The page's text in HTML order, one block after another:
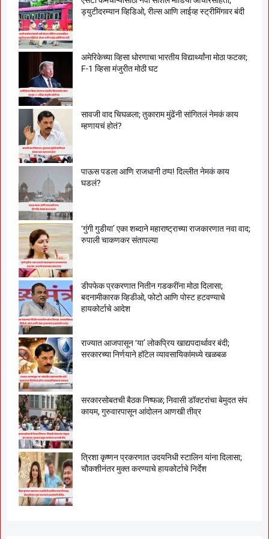
ड्युटीदरम्यान व्हिडिओ, रील्स आणि लाईव्ह स्ट्रीमिंगवर बंदी
अमेरिकेच्या व्हिसा धोरणाचा भारतीय विद्यार्थ्यांना मोठा फटका;
F-1 व्हिसा मंजुरीत मोठी घट
सावजी वाद चिघळला; तुकाराम मुंढेंनी सांगितलं नेमकं काय
म्हणायचं होतं?
पाऊस पडला आणि राजधानी ठप्प! दिल्लीत नेमकं काय
घडलं?
‘गुंगी गुडीया’ एका शब्दाने महाराष्ट्राच्या राजकारणात नवा वाद;
रुपाली चाकणकर संतापल्या
डीपफेक प्रकरणात नितीन गडकरींना मोठा दिलासा;
बदनामीकारक व्हिडीओ, फोटो आणि पोस्ट हटवण्याचे
हायकोर्टाचे आदेश
राज्यात आजपासून ‘या’ लोकप्रिय खाद्यपदार्थावर बंदी;
सरकारच्या निर्णयाने हॉटेल व्यावसायिकांमध्ये खळबळ
सरकारसोबतची बैठक निष्फळ; निवासी डॉक्टरांचा बेमुदत संप
कायम, गुरुवारपासून आंदोलन आणखी तीव्र
त्रिशा कृष्णन प्रकरणात उदयनिधी स्टालिन यांना दिलासा;
चौकशीनंतर मुक्त करण्याचे हायकोर्टाचे निर्देश